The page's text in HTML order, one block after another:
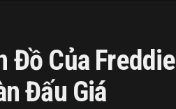
Đồ Của Freddie
Đấu Giá